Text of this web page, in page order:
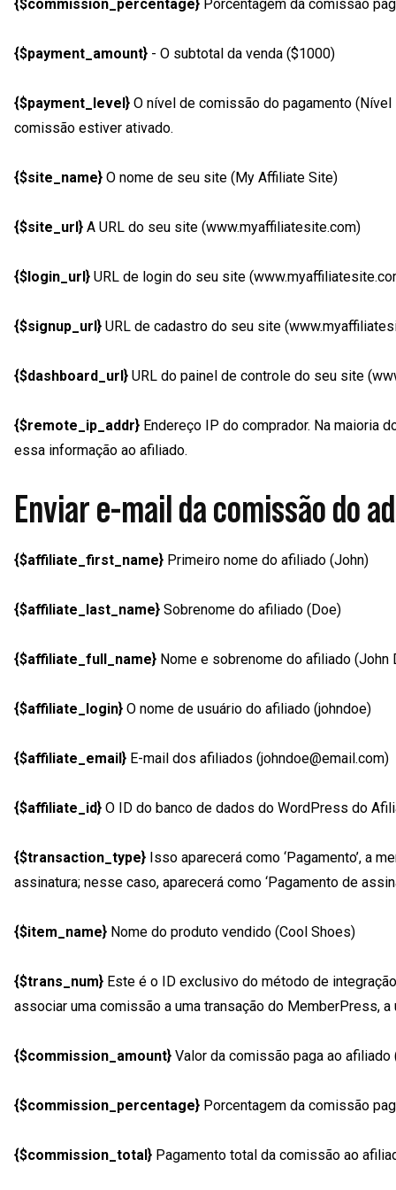
{$commission_percentage} Porcentagem da comissão
{$payment_amount} - O subtotal da venda ($1000)
{$payment_level} O nível de comissão do pagamento
comissão estiver ativado.
{$site_name} O nome de seu site (My Affiliate Site)
{$site_url} A URL do seu site (www.myaffiliatesite.com)
{$login_url} URL de login do seu site
{$signup_url} URL de cadastro do seu site
{$dashboard_url} URL do painel de controle do seu site
{$remote_ip_addr} Endereço IP do comprador. Na maioria
essa informação ao afiliado.
Enviar e-mail da comissão do
{$affiliate_first_name} Primeiro nome do afiliado (John)
{$affiliate_last_name} Sobrenome do afiliado (Doe)
{$affiliate_full_name} Nome e sobrenome do afiliado (John
{$affiliate_login} O nome de usuário do afiliado (johndoe)
{$affiliate_email} E-mail dos afiliados (johndoe@email.com)
{$affiliate_id} O ID do banco de dados do WordPress do
{$transaction_type} Isso aparecerá como ‘Pagamento’, a
assinatura; nesse caso, aparecerá como ‘Pagamento de
{$item_name} Nome do produto vendido (Cool Shoes)
{$trans_num} Este é o ID exclusivo do método de
associar uma comissão a uma transação do MemberPress,
{$commission_amount} Valor da comissão paga ao afiliado
{$commission_percentage} Porcentagem da comissão
{$commission_total} Pagamento total da comissão ao